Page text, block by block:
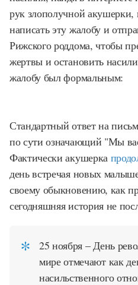
рук злополучной
написать эту жалобу и
Рижского роддома, чтобы
жертвы и остановить
жалобу был формальным:
Стандартный ответ на
по сути означающий "Мы
Фактически акушерка
день встречая новых
своему обыкновению, как
сегодняшняя история не
25 ноября – День
мире отмечают как
насильственного